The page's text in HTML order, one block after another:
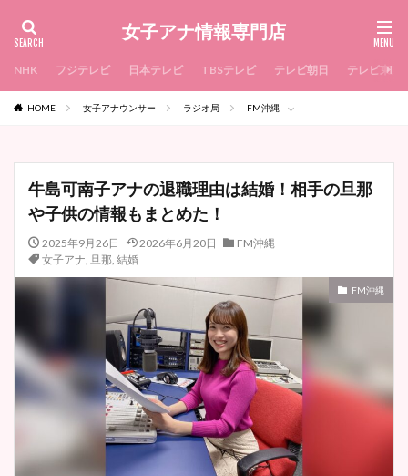
女子アナ情報専門店
NHK フジテレビ 日本テレビ TBSテレビ テレビ朝日 テレビ東京
HOME 女子アナウンサー ラジオ局 FM沖縄
牛島可南子アナの退職理由は結婚！相手の旦那
や子供の情報もまとめた！
2025年9月26日 2026年6月20日
FM沖縄
女子アナ, 旦那, 結婚
FM沖縄